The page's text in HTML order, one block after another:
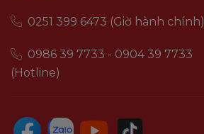
0251 399 6473 (Giờ hành chính)
0986 39 7733 - 0904 39 7733
(Hotline)